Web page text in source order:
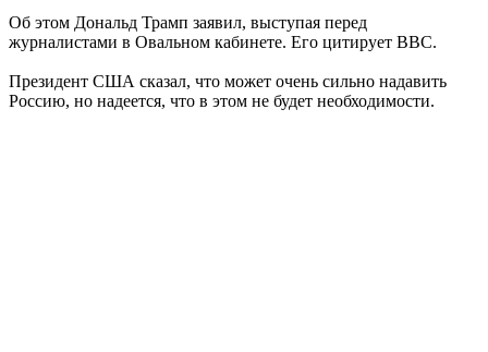
Об этом Дональд Трамп заявил, выступая перед
журналистами в Овальном кабинете. Его цитирует BBC.
Президент США сказал, что может очень сильно надавить
Россию, но надеется, что в этом не будет необходимости.